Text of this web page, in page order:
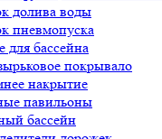
долива воды
пневмопуска
для бассейна
покрывало
накрытие
павильоны
бассейн